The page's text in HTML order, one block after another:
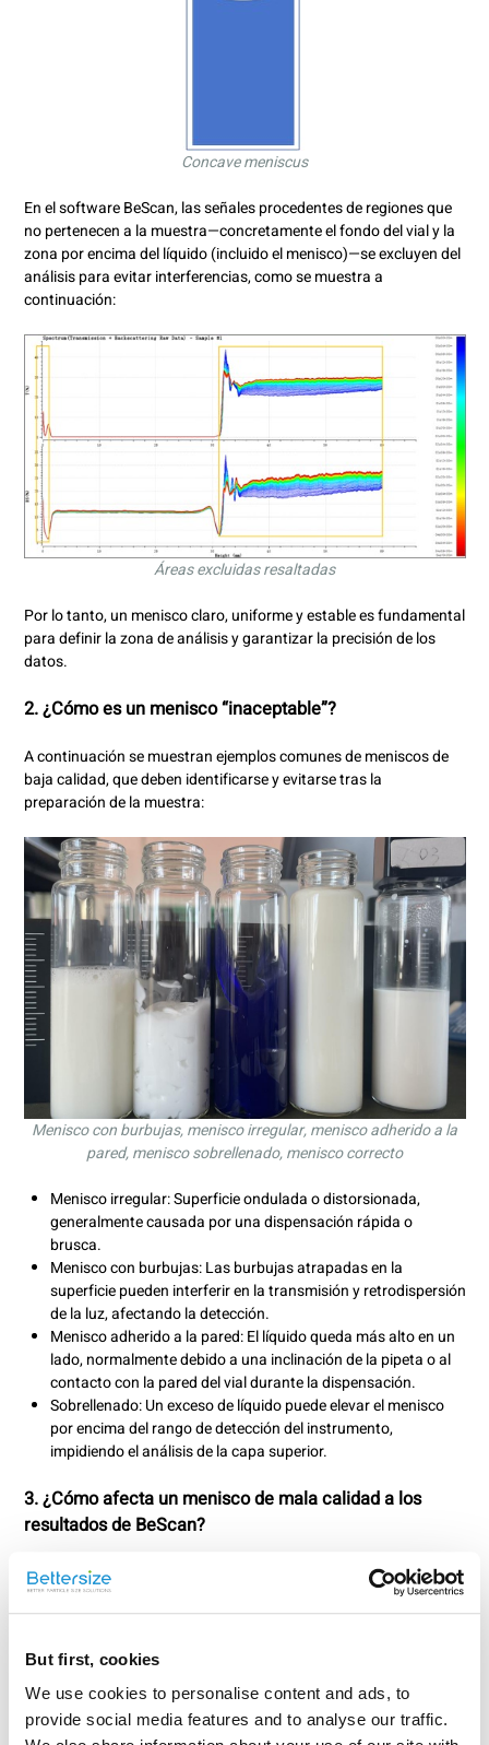
But first, cookies
We use cookies to personalise content and ads, to
provide social media features and to analyse our traffic.
Concave meniscus
En el software BeScan, las señales procedentes de regiones que
no pertenecen a la muestra—concretamente el fondo del vial y la
zona por encima del líquido (incluido el menisco)—se excluyen del
análisis para evitar interferencias, como se muestra a
continuación:
Áreas excluidas resaltadas
Por lo tanto, un menisco claro, uniforme y estable es fundamental
para definir la zona de análisis y garantizar la precisión de los
datos.
2.¿Cómo es un menisco “inaceptable”?
A continuación se muestran ejemplos comunes de meniscos de
baja calidad, que deben identificarse y evitarse tras la
preparación de la muestra:
Menisco con burbujas, menisco irregular, menisco adherido a la
pared, menisco sobrellenado, menisco correcto
Menisco irregular: Superficie ondulada o distorsionada,
generalmente causada por una dispensación rápida o
brusca.
Menisco con burbujas: Las burbujas atrapadas en la
superficie pueden interferir en la transmisión y retrodispersión
de la luz, afectando la detección.
Menisco adherido a la pared: El líquido queda más alto en un
lado, normalmente debido a una inclinación de la pipeta o al
contacto con la pared del vial durante la dispensación.
Sobrellenado: Un exceso de líquido puede elevar el menisco
por encima del rango de detección del instrumento,
impidiendo el análisis de la capa superior.
3. ¿Cómo afecta un menisco de mala calidad a los
resultados de BeScan?
Un menisco mal formado puede generar artefactos ópticos y
errores de medición, afectando tanto a los resultados cualitativos
como cuantitativos
Señales falsas: Las irregularidades o las burbujas pueden
refractar o dispersar la luz, generando “picos fantasma” que
pueden interpretarse erróneamente como fenómenos reales
de inestabilidad (por ejemplo, agregación de partículas o